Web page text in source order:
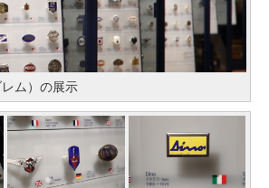
ム）の展示